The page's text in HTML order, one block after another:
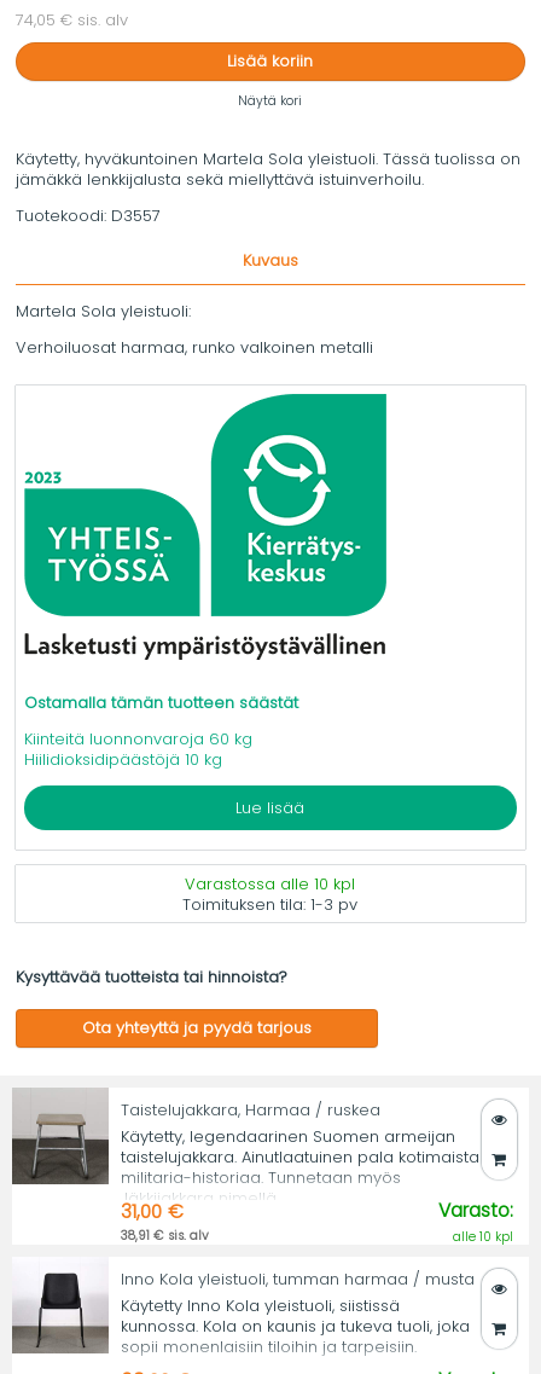
74,05 € sis. alv
Lisää koriin
Näytä kori
Käytetty, hyväkuntoinen Martela Sola yleistuoli. Tässä tuolissa on
jämäkkä lenkkijalusta sekä miellyttävä istuinverhoilu.
Tuotekoodi: D3557
Kuvaus
Martela Sola yleistuoli:
Verhoiluosat harmaa, runko valkoinen metalli
Ostamalla tämän tuotteen säästät
Kiinteitä luonnonvaroja 60 kg
Hiilidioksidipäästöjä 10 kg
Lue lisää
Varastossa alle 10 kpl
Toimituksen tila:1-3 pv
Kysyttävää tuotteista tai hinnoista?
Ota yhteyttä ja pyydä tarjous
Taistelujakkara, Harmaa / ruskea
Käytetty, legendaarinen Suomen armeijan
taistelujakkara. Ainutlaatuinen pala kotimaista
militaria-historiaa. Tunnetaan myös
Jäkkijakkara nimellä.
31,00 €
38,91 € sis. alv
Varasto:
alle 10 kpl
Inno Kola yleistuoli, tumman harmaa / musta
Käytetty Inno Kola yleistuoli, siistissä
kunnossa. Kola on kaunis ja tukeva tuoli, joka
sopii monenlaisiin tiloihin ja tarpeisiin.